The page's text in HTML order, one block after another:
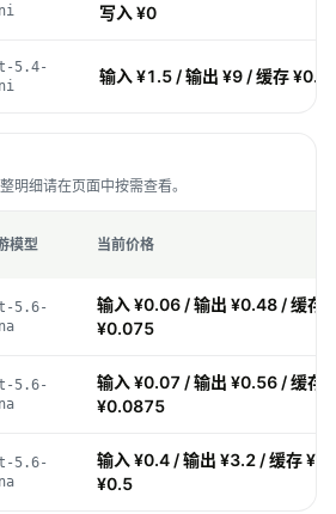
写入 ¥0
5.4-
输入 ¥1.5 / 输出 ¥9 / 缓存
明细请在页面中按需查看。
模型 当前价格
5.6-
输入 ¥0.06 / 输出 ¥0.48 / 缓存
¥0.075
5.6-
输入 ¥0.07 / 输出 ¥0.56 / 缓存
¥0.0875
5.6-
输入 ¥0.4 / 输出 ¥3.2 / 缓存
¥0.5